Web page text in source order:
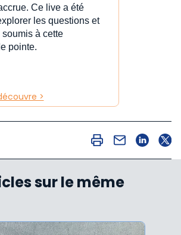
Ce live a été
les questions et
à cette
pointe.
>
sur le même